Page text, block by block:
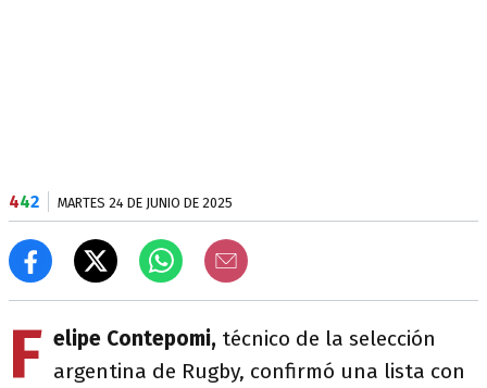
442 MARTES 24 DE JUNIO DE 2025
F elipe Contepomi, técnico de la selección
argentina de Rugby, confirmó una lista con